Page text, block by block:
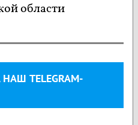
области
TELEGRAM-